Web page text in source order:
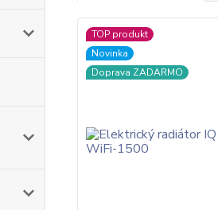
TOP produkt
Novinka
Doprava ZADARMO